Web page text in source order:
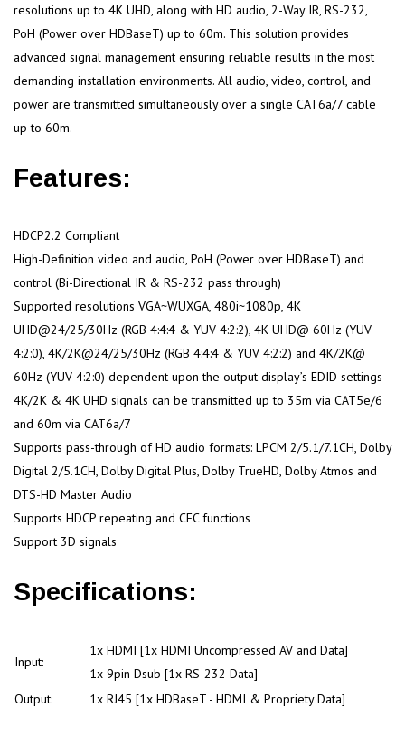
resolutions up to 4K UHD, along with HD audio, 2-Way IR, RS-232,
PoH (Power over HDBaseT) up to 60m. This solution provides
advanced signal management ensuring reliable results in the most
demanding installation environments. All audio, video, control, and
power are transmitted simultaneously over a single CAT6a/7 cable
up to 60m.
Features:
HDCP2.2 Compliant
High-Definition video and audio, PoH (Power over HDBaseT) and
control (Bi-Directional IR & RS-232 pass through)
Supported resolutions VGA~WUXGA, 480i~1080p, 4K
UHD@24/25/30Hz (RGB 4:4:4 & YUV 4:2:2), 4K UHD@ 60Hz (YUV
4:2:0), 4K/2K@24/25/30Hz (RGB 4:4:4 & YUV 4:2:2) and 4K/2K@
60Hz (YUV 4:2:0) dependent upon the output display’s EDID settings
4K/2K & 4K UHD signals can be transmitted up to 35m via CAT5e/6
and 60m via CAT6a/7
Supports pass-through of HD audio formats: LPCM 2/5.1/7.1CH, Dolby
Digital 2/5.1CH, Dolby Digital Plus, Dolby TrueHD, Dolby Atmos and
DTS-HD Master Audio
Supports HDCP repeating and CEC functions
Support 3D signals
Specifications:
Input:
1x HDMI [1x HDMI Uncompressed AV and Data]
1x 9pin Dsub [1x RS-232 Data]
Output:
1x RJ45 [1x HDBaseT - HDMI & Propriety Data]